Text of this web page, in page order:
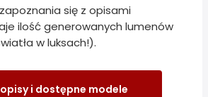
się z opisami
ilość generowanych lumenów
w luksach!).
i dostępne modele